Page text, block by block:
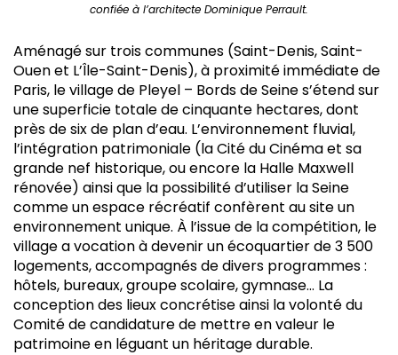
confiée à l’architecte Dominique Perrault.
Aménagé sur trois communes (Saint-Denis, Saint-
Ouen et L’Île-Saint-Denis), à proximité immédiate de
Paris, le village de Pleyel – Bords de Seine s’étend sur
une superficie totale de cinquante hectares, dont
près de six de plan d’eau. L’environnement fluvial,
l’intégration patrimoniale (la Cité du Cinéma et sa
grande nef historique, ou encore la Halle Maxwell
rénovée) ainsi que la possibilité d’utiliser la Seine
comme un espace récréatif confèrent au site un
environnement unique. À l’issue de la compétition, le
village a vocation à devenir un écoquartier de 3 500
logements, accompagnés de divers programmes :
hôtels, bureaux, groupe scolaire, gymnase… La
conception des lieux concrétise ainsi la volonté du
Comité de candidature de mettre en valeur le
patrimoine en léguant un héritage durable.